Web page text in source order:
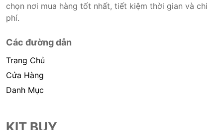
chọn nơi mua hàng tốt nhất, tiết kiệm thời gian và chi
phí.
Các đường dẫn
Trang Chủ
Cửa Hàng
Danh Mục
KIT BUY